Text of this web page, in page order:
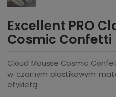
Excellent PRO
Cosmic Confetti
Cloud Mousse Cosmic
w czarnym plastikowym
etykietą.